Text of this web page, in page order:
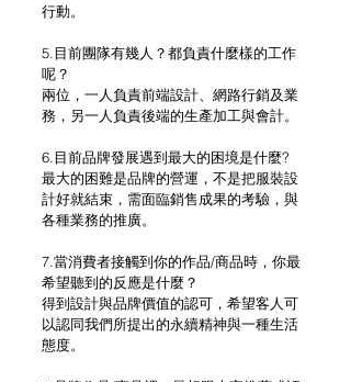
行動。
5.目前團隊有幾人？都負責什麼樣的工作
呢？
兩位，一人負責前端設計、網路行銷及業
務，另一人負責後端的生產加工與會計。
6.目前品牌發展遇到最大的困境是什麼?
最大的困難是品牌的營運，不是把服裝設
計好就結束，需面臨銷售成果的考驗，與
各種業務的推廣。
7.當消費者接觸到你的作品/商品時，你最
希望聽到的反應是什麼？
得到設計與品牌價值的認可，希望客人可
以認同我們所提出的永續精神與一種生活
態度。